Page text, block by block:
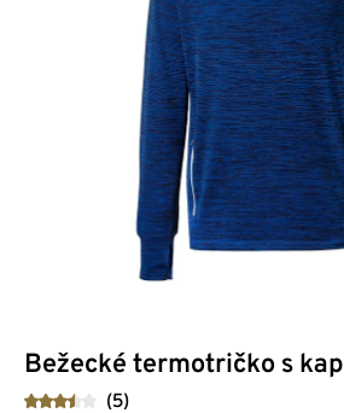
Bežecké termotričko s
(5)